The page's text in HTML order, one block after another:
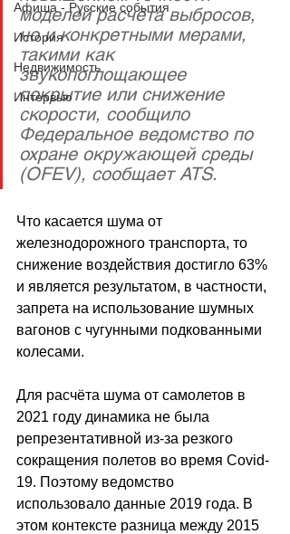
Афиша - Русские события
История
Недвижимость
Интервью
моделей расчёта выбросов,
но и конкретными мерами,
такими как
звукопоглощающее
покрытие или снижение
скорости, сообщило
Федеральное ведомство по
охране окружающей среды
(OFEV), сообщает ATS.
Что касается шума от
железнодорожного транспорта, то
снижение воздействия достигло 63%
и является результатом, в частности,
запрета на использование шумных
вагонов с чугунными подкованными
колесами.
Для расчёта шума от самолетов в
2021 году динамика не была
репрезентативной из-за резкого
сокращения полетов во время Covid-
19. Поэтому ведомство
использовало данные 2019 года. В
этом контексте разница между 2015